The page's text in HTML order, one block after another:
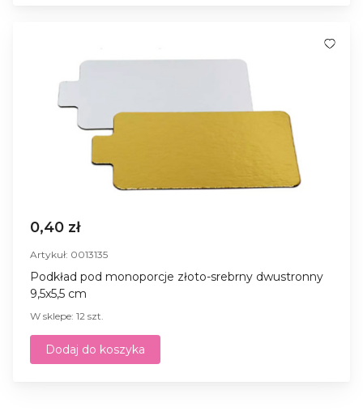
0,40 zł
Artykuł: 0013135
Podkład pod monoporcje złoto-srebrny dwustronny
9,5x5,5 cm
W sklepe: 12 szt.
Dodaj do koszyka